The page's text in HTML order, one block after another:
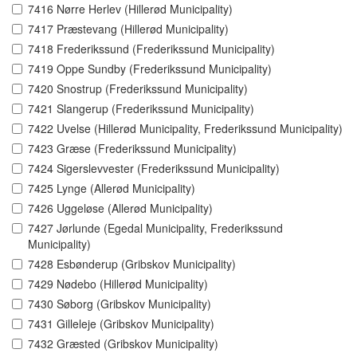
7416 Nørre Herlev (Hillerød Municipality)
7417 Præstevang (Hillerød Municipality)
7418 Frederikssund (Frederikssund Municipality)
7419 Oppe Sundby (Frederikssund Municipality)
7420 Snostrup (Frederikssund Municipality)
7421 Slangerup (Frederikssund Municipality)
7422 Uvelse (Hillerød Municipality, Frederikssund Municipality)
7423 Græse (Frederikssund Municipality)
7424 Sigerslevvester (Frederikssund Municipality)
7425 Lynge (Allerød Municipality)
7426 Uggeløse (Allerød Municipality)
7427 Jørlunde (Egedal Municipality, Frederikssund
Municipality)
7428 Esbønderup (Gribskov Municipality)
7429 Nødebo (Hillerød Municipality)
7430 Søborg (Gribskov Municipality)
7431 Gilleleje (Gribskov Municipality)
7432 Græsted (Gribskov Municipality)